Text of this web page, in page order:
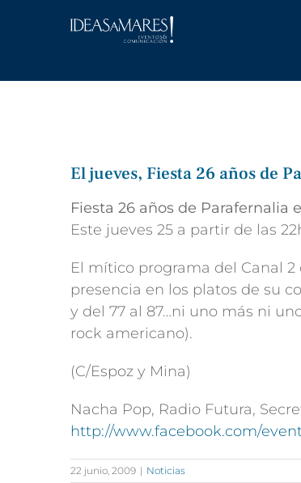
El jueves, Fiesta 26 años de
Fiesta 26 años de Parafernalia
Este jueves 25 a partir de las
El mítico programa del Canal
presencia en los platos de su
y del 77 al 87…ni uno más ni
rock americano).
(C/Espoz y Mina)
Nacha Pop, Radio Futura,
http://www.facebook.com/
22 junio, 2009 | Noticias